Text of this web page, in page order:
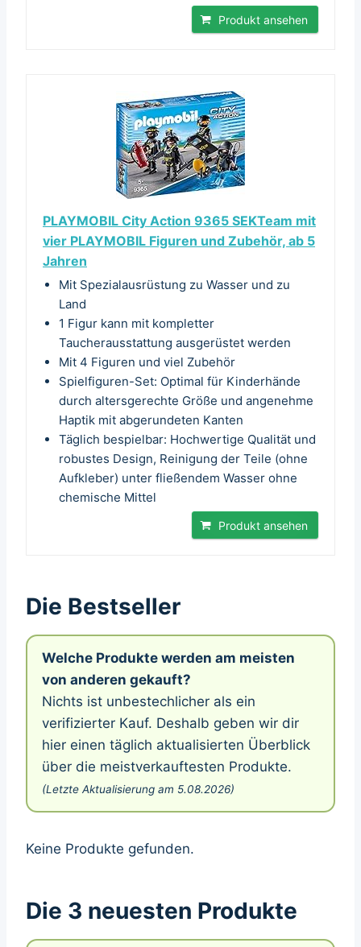
Produkt ansehen
PLAYMOBIL City Action 9365 SEKTeam mit
vier PLAYMOBIL Figuren und Zubehör, ab 5
Jahren
Mit Spezialausrüstung zu Wasser und zu
Land
1 Figur kann mit kompletter
Taucherausstattung ausgerüstet werden
Mit 4 Figuren und viel Zubehör
Spielfiguren-Set: Optimal für Kinderhände
durch altersgerechte Größe und angenehme
Haptik mit abgerundeten Kanten
Täglich bespielbar: Hochwertige Qualität und
robustes Design, Reinigung der Teile (ohne
Aufkleber) unter fließendem Wasser ohne
chemische Mittel
Produkt ansehen
Die Bestseller
Welche Produkte werden am meisten
von anderen gekauft?
Nichts ist unbestechlicher als ein
verifizierter Kauf. Deshalb geben wir dir
hier einen täglich aktualisierten Überblick
über die meistverkauftesten Produkte.
(Letzte Aktualisierung am 5.08.2026)
Keine Produkte gefunden.
Die 3 neuesten Produkte